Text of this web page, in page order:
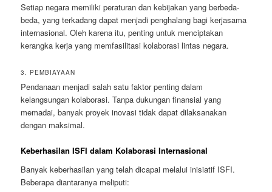
Setiap negara memiliki peraturan dan kebijakan yang berbeda-
beda, yang terkadang dapat menjadi penghalang bagi kerjasama
internasional. Oleh karena itu, penting untuk menciptakan
kerangka kerja yang memfasilitasi kolaborasi lintas negara.
3. PEMBIAYAAN
Pendanaan menjadi salah satu faktor penting dalam
kelangsungan kolaborasi. Tanpa dukungan finansial yang
memadai, banyak proyek inovasi tidak dapat dilaksanakan
dengan maksimal.
Keberhasilan ISFI dalam Kolaborasi Internasional
Banyak keberhasilan yang telah dicapai melalui inisiatif ISFI.
Beberapa diantaranya meliputi: